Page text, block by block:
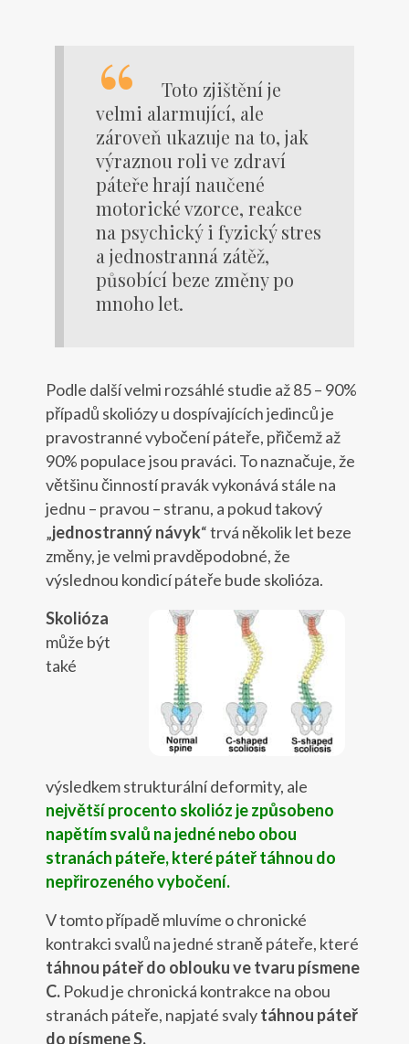
Toto zjištění je
velmi alarmující, ale
zároveň ukazuje na to, jak
výraznou roli ve zdraví
páteře hrají naučené
motorické vzorce, reakce
na psychický i fyzický stres
a jednostranná zátěž,
působící beze změny po
mnoho let.
Podle další velmi rozsáhlé studie až 85 – 90%
případů skoliózy u dospívajících jedinců je
pravostranné vybočení páteře, přičemž až
90% populace jsou praváci. To naznačuje, že
většinu činností pravák vykonává stále na
jednu – pravou – stranu, a pokud takový
„jednostranný návyk“ trvá několik let beze
změny, je velmi pravděpodobné, že
výslednou kondicí páteře bude skolióza.
Skolióza
může být
také
výsledkem strukturální deformity, ale
největší procento skolióz je způsobeno
napětím svalů na jedné nebo obou
stranách páteře, které páteř táhnou do
nepřirozeného vybočení.
V tomto případě mluvíme o chronické
kontrakci svalů na jedné straně páteře, které
táhnou páteř do oblouku ve tvaru písmene
C. Pokud je chronická kontrakce na obou
stranách páteře, napjaté svalytáhnou páteř
do písmene S.